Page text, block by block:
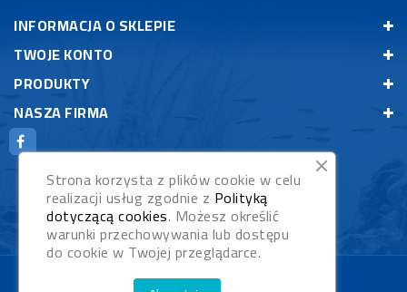
INFORMACJA O SKLEPIE
TWOJE KONTO
PRODUKTY
NASZA FIRMA
© 2026 - Rybypyszczaki.pl
Strona korzysta z plików cookie w celu
realizacji usług zgodnie z Polityką
dotyczącą cookies. Możesz określić
warunki przechowywania lub dostępu
do cookie w Twojej przeglądarce.